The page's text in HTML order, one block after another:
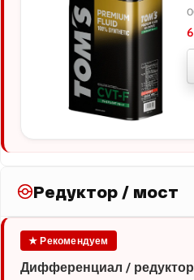
Редуктор / мост
★ Рекомендуем
Дифференциал / редуктор